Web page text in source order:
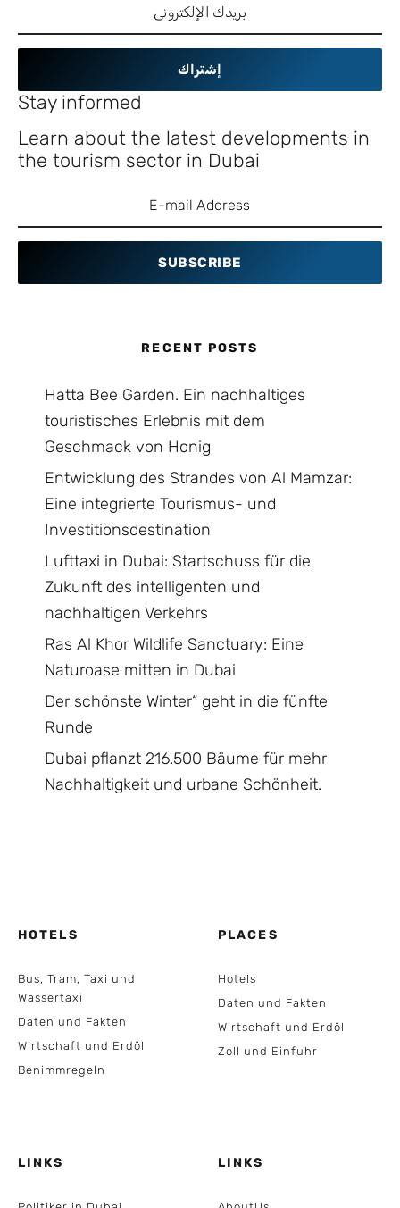
إشتراك
Stay informed
Learn about the latest developments in
the tourism sector in Dubai
SUBSCRIBE
RECENT POSTS
Hatta Bee Garden. Ein nachhaltiges
touristisches Erlebnis mit dem
Geschmack von Honig
Entwicklung des Strandes von Al Mamzar:
Eine integrierte Tourismus- und
Investitionsdestination
Lufttaxi in Dubai: Startschuss für die
Zukunft des intelligenten und
nachhaltigen Verkehrs
Ras Al Khor Wildlife Sanctuary: Eine
Naturoase mitten in Dubai
Der schönste Winter“ geht in die fünfte
Runde
Dubai pflanzt 216.500 Bäume für mehr
Nachhaltigkeit und urbane Schönheit.
HOTELS
Bus, Tram, Taxi und
Wassertaxi
Daten und Fakten
Wirtschaft und Erdöl
Benimmregeln
PLACES
Hotels
Daten und Fakten
Wirtschaft und Erdöl
Zoll und Einfuhr
LINKS LINKS